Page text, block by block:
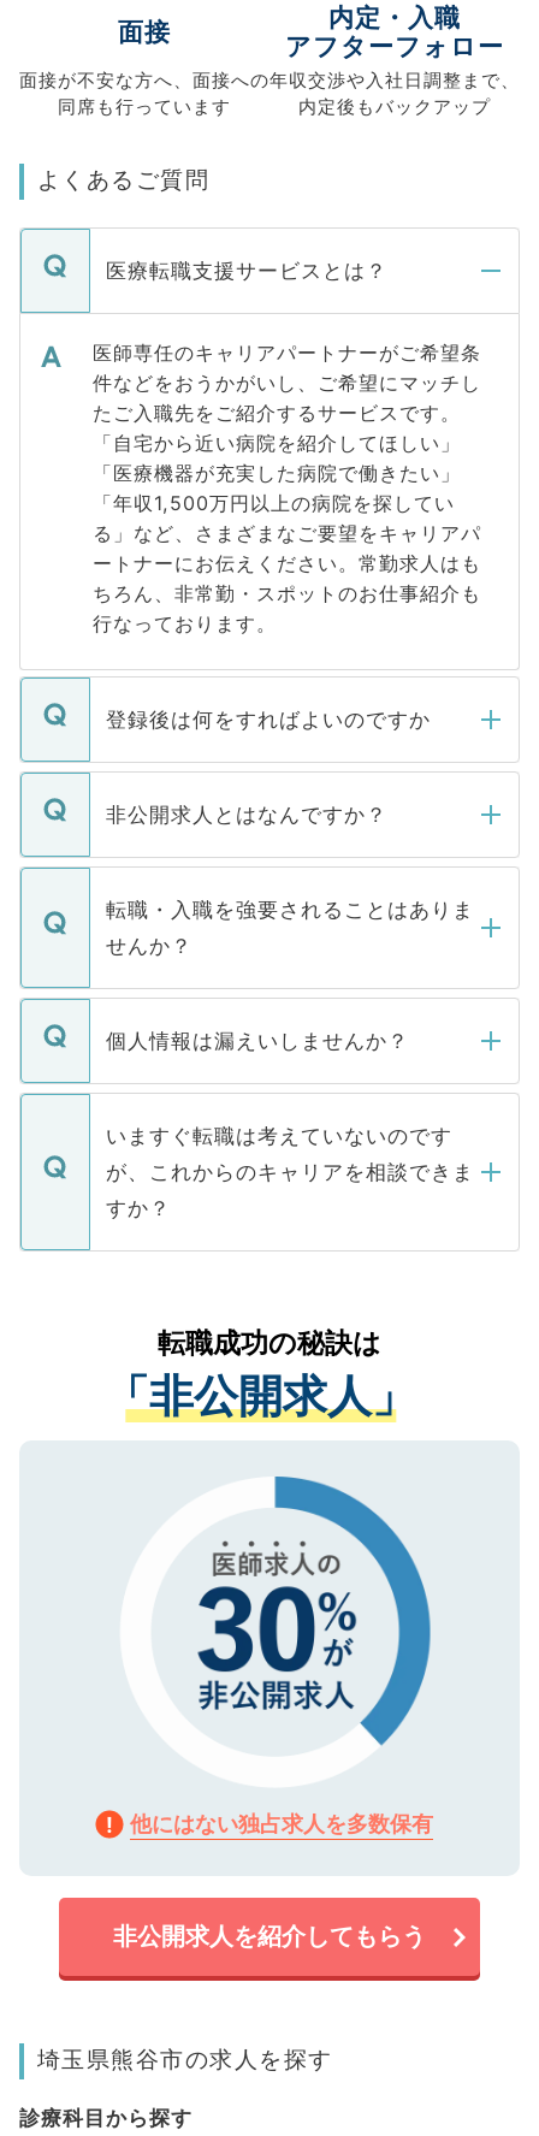
面接
面接が不安な方へ、 面接への
同席も行っています
内定・入職
アフターフォロー
年収交渉や入社日調整まで、
内定後もバックアップ
よくあるご質問
医療転職支援サービスとは？
医師専任のキャリアパートナーがご希望条
件などをおうかがいし、ご希望にマッチし
たご入職先をご紹介するサービスです。
「自宅から近い病院を紹介してほしい」
「医療機器が充実した病院で働きたい」
「年収1,500万円以上の病院を探してい
る」など、さまざまなご要望をキャリアパ
ートナーにお伝えください。常勤求人はも
ちろん、非常勤・スポットのお仕事紹介も
行なっております。
登録後は何をすればよいのですか
ご登録いただきましたら、弊社担当者がご
登録内容を確認し、その後メールもしくは
ます。通常、5営業日以内にはご連絡をせて
いただきますので、しばらくお待ちくださ
非公開求人とはなんですか？
マイナビDOCTORで取り扱っている求人の
うち約3割は、Webサイトからご覧いただ
けない「非公開求人」です。非公開求人は
下記の理由によって、一般には公開してい
ません。
■応募殺到を避けるため 人気のある医療機
関を公にしてしまうと、応募が殺到する場
に、医療機関が求める条件に合った人材の
みを人材紹介会社に依頼するケースが増え
ています。
転職・入職を強要されることはありま
せんか？
転職・入職を強要することは一切ありませ
ん。また、仮に応募先から内定をいただい
定を承諾する必要はありません。内定先へ
の辞退の連絡はキャリアパートナーが行い
個人情報は漏えいしませんか？
個人情報が漏えいすることはありませんの
で、ご安心ください。当サイトからの登録
などで収集したご登録者様の個人情報は、
ご本人のキャリアアップおよび転職活動の
支援を目的に使用いたします。お預かりし
ているすべての個人データはご本人の許可
は、個人情報の取り扱いについての厳密な
管理基準を満たした事業者のみに付与され
る、プライバシーマークを取得済みです。
で、機密保持に関してもご安心ください。
いますぐ転職は考えていないのです
が、これからのキャリアを相談できま
すか？
かがいして、現在の医療機関の状況や紹介
経験をまじえながら、適切なアドバイスを
させていただきます。すぐにご転職をされ
ない方には、長期的なサポートが可能です
ので、まずはご登録ください。
転職成功の秘訣は
「非公開求人」
他にはない独占求人を多数保有
非公開求人を紹介してもらう
埼玉県熊谷市の求人を探す
診療科目から探す